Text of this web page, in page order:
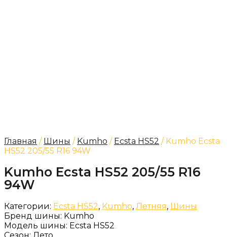
Главная / Шины / Kumho / Ecsta HS52 / Kumho Ecsta
HS52 205/55 R16 94W
Kumho Ecsta HS52 205/55 R16
94W
Категории: Ecsta HS52, Kumho, Летняя, Шины
Бренд шины: Kumho
Модель шины: Ecsta HS52